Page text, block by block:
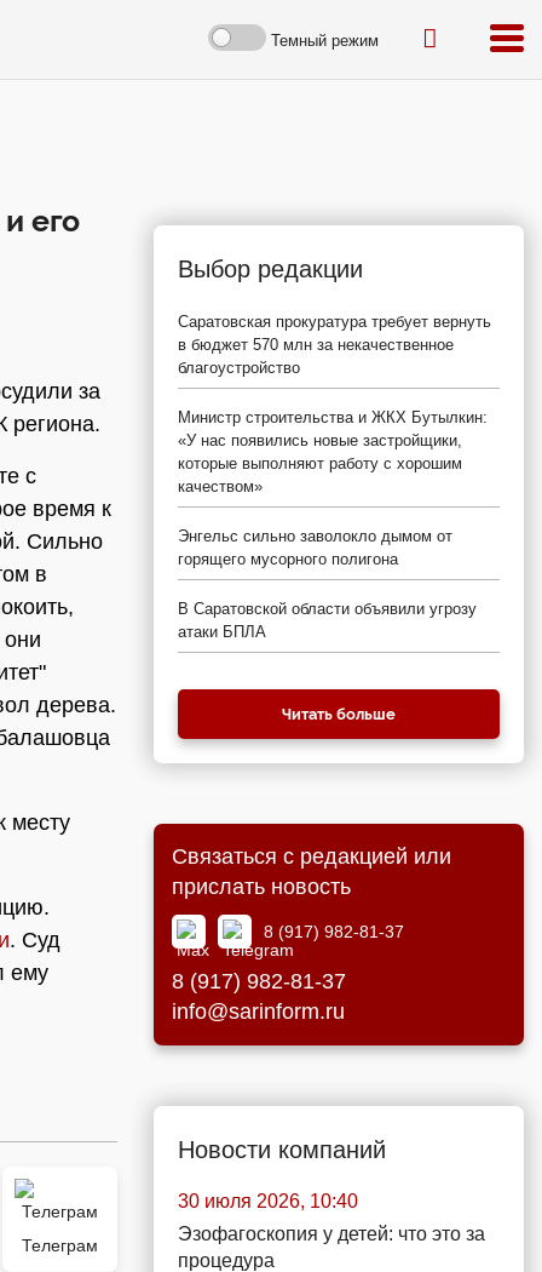
Темный режим
его
за
региона.
с
время к
Сильно
в
дерева.
месту
. Суд
ему
Телеграм
Выбор редакции
Саратовская прокуратура требует вернуть
в бюджет 570 млн за некачественное
благоустройство
Министр строительства и ЖКХ Бутылкин:
«У нас появились новые застройщики,
которые выполняют работу с хорошим
качеством»
Энгельс сильно заволокло дымом от
горящего мусорного полигона
В Саратовской области объявили угрозу
атаки БПЛА
Читать больше
Связаться с редакцией или
прислать новость
8 (917) 982-81-37
8 (917) 982-81-37
info@sarinform.ru
Новости компаний
30 июля 2026, 10:40
Эзофагоскопия у детей: что это за
процедура